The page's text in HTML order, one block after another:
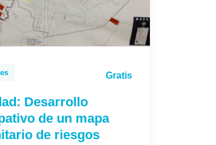
Gratis
Desarrollo
de un mapa
de riesgos